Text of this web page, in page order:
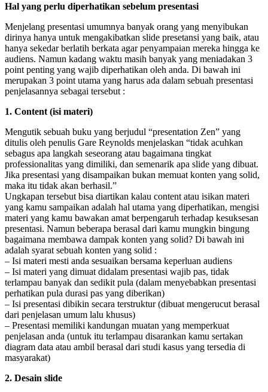
Hal yang perlu diperhatikan sebelum presentasi
Menjelang presentasi umumnya banyak orang yang menyibukan
dirinya hanya untuk mengakibatkan slide presetansi yang baik, atau
hanya sekedar berlatih berkata agar penyampaian mereka hingga ke
audiens. Namun kadang waktu masih banyak yang meniadakan 3
point penting yang wajib diperhatikan oleh anda. Di bawah ini
merupakan 3 point utama yang harus ada dalam sebuah presentasi
penjelasannya sebagai tersebut :
1. Content (isi materi)
Mengutik sebuah buku yang berjudul “presentation Zen” yang
ditulis oleh penulis Gare Reynolds menjelaskan “tidak acuhkan
sebagus apa langkah seseorang atau bagaimana tingkat
professionalitas yang dimiliki, dan semenarik apa slide yang dibuat.
Jika presentasi yang disampaikan bukan memuat konten yang solid,
maka itu tidak akan berhasil.”
Ungkapan tersebut bisa diartikan kalau content atau isikan materi
yang kamu sampaikan adalah hal utama yang diperhatikan, mengisi
materi yang kamu bawakan amat berpengaruh terhadap kesuksesan
presentasi. Namun beberapa berasal dari kamu mungkin bingung
bagaimana membawa dampak konten yang solid? Di bawah ini
adalah syarat sebuah konten yang solid :
– Isi materi mesti anda sesuaikan bersama keperluan audiens
– Isi materi yang dimuat didalam presentasi wajib pas, tidak
terlampau banyak dan sedikit pula (dalam menyebabkan presentasi
perhatikan pula durasi pas yang diberikan)
– Isi presentasi dibikin secara terstruktur (dibuat mengerucut berasal
dari penjelasan umum lalu khusus)
– Presentasi memiliki kandungan muatan yang memperkuat
penjelasan anda (untuk itu terlampau disarankan kamu sertakan
diagram data atau ambil berasal dari studi kasus yang tersedia di
masyarakat)
2. Desain slide